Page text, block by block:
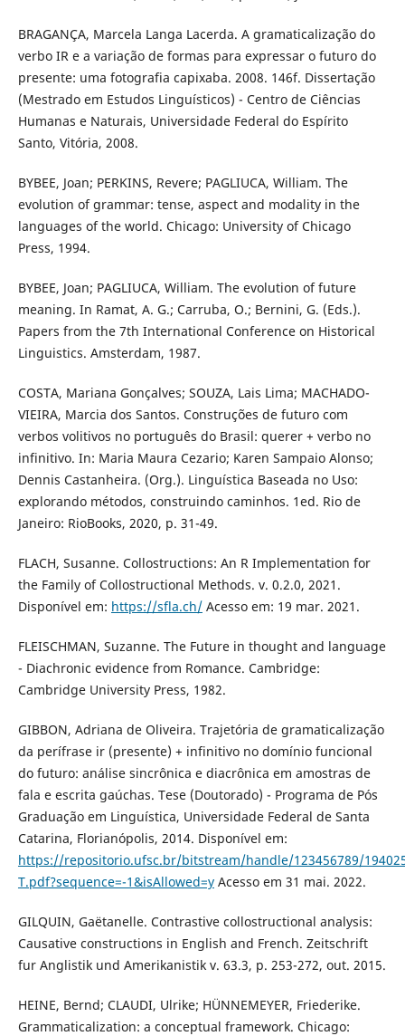
BRAGANÇA, Marcela Langa Lacerda. A gramaticalização do
verbo IR e a variação de formas para expressar o futuro do
presente: uma fotografia capixaba. 2008. 146f. Dissertação
(Mestrado em Estudos Linguísticos) - Centro de Ciências
Humanas e Naturais, Universidade Federal do Espírito
Santo, Vitória, 2008.
BYBEE, Joan; PERKINS, Revere; PAGLIUCA, William. The
evolution of grammar: tense, aspect and modality in the
languages of the world. Chicago: University of Chicago
Press, 1994.
BYBEE, Joan; PAGLIUCA, William. The evolution of future
meaning. In Ramat, A. G.; Carruba, O.; Bernini, G. (Eds.).
Papers from the 7th International Conference on Historical
Linguistics. Amsterdam, 1987.
COSTA, Mariana Gonçalves; SOUZA, Lais Lima; MACHADO-
VIEIRA, Marcia dos Santos. Construções de futuro com
verbos volitivos no português do Brasil: querer + verbo no
infinitivo. In: Maria Maura Cezario; Karen Sampaio Alonso;
Dennis Castanheira. (Org.). Linguística Baseada no Uso:
explorando métodos, construindo caminhos. 1ed. Rio de
Janeiro: RioBooks, 2020, p. 31-49.
FLACH, Susanne. Collostructions: An R Implementation for
the Family of Collostructional Methods. v. 0.2.0, 2021.
Disponível em: https://sfla.ch/Acesso em: 19 mar. 2021.
FLEISCHMAN, Suzanne. The Future in thought and language
- Diachronic evidence from Romance. Cambridge:
Cambridge University Press, 1982.
GIBBON, Adriana de Oliveira. Trajetória de gramaticalização
da perífrase ir (presente) + infinitivo no domínio funcional
do futuro: análise sincrônica e diacrônica em amostras de
fala e escrita gaúchas. Tese (Doutorado) - Programa de Pós
Graduação em Linguística, Universidade Federal de Santa
Catarina, Florianópolis, 2014. Disponível em:
https://repositorio.ufsc.br/bitstream/handle/123456789/
T.pdf?sequence=-1&isAllowed=yAcesso em 31 mai. 2022.
GILQUIN, Gaëtanelle. Contrastive collostructional analysis:
Causative constructions in English and French. Zeitschrift
fur Anglistik und Amerikanistik v. 63.3, p. 253-272, out. 2015.
HEINE, Bernd; CLAUDI, Ulrike; HÜNNEMEYER, Friederike.
Grammaticalization: a conceptual framework. Chicago: